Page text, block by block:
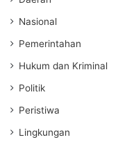
Nasional
Pemerintahan
Hukum dan Kriminal
Politik
Peristiwa
Lingkungan